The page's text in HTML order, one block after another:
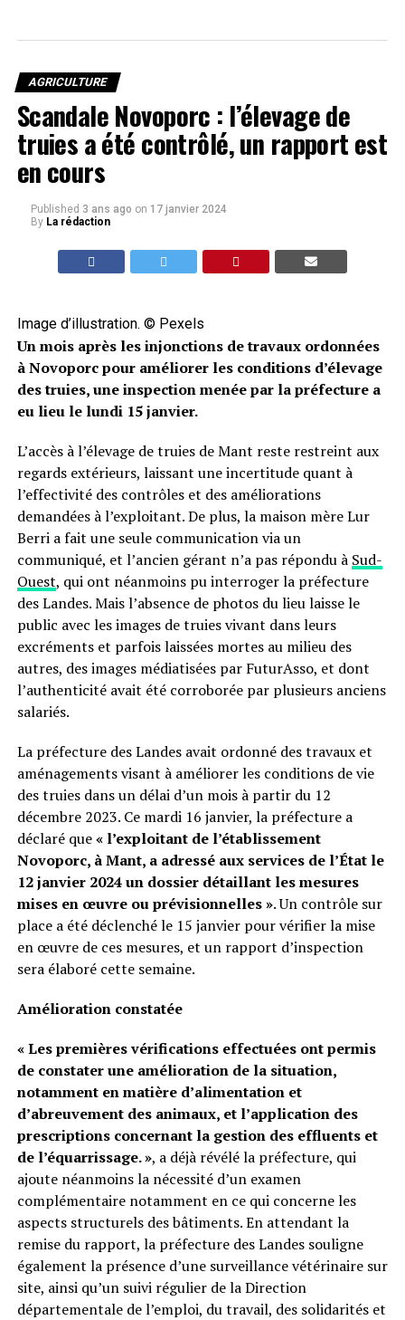
AGRICULTURE
Scandale Novoporc : l’élevage de
truies a été contrôlé, un rapport est
en cours
Published 3 ans ago on 17 janvier 2024
By La rédaction
Image d’illustration. © Pexels
Un mois après les injonctions de travaux ordonnées
à Novoporc pour améliorer les conditions d’élevage
des truies, une inspection menée par la préfecture a
eu lieu le lundi 15 janvier.
L’accès à l’élevage de truies de Mant reste restreint aux
regards extérieurs, laissant une incertitude quant à
l’effectivité des contrôles et des améliorations
demandées à l’exploitant. De plus, la maison mère Lur
Berri a fait une seule communication via un
communiqué, et l’ancien gérant n’a pas répondu à Sud-
Ouest, qui ont néanmoins pu interroger la préfecture
des Landes. Mais l’absence de photos du lieu laisse le
public avec les images de truies vivant dans leurs
excréments et parfois laissées mortes au milieu des
autres, des images médiatisées par FuturAsso, et dont
l’authenticité avait été corroborée par plusieurs anciens
salariés.
La préfecture des Landes avait ordonné des travaux et
aménagements visant à améliorer les conditions de vie
des truies dans un délai d’un mois à partir du 12
décembre 2023. Ce mardi 16 janvier, la préfecture a
déclaré que« l’exploitant de l’établissement
Novoporc, à Mant, a adressé aux services de l’État le
12 janvier 2024 un dossier détaillant les mesures
mises en œuvre ou prévisionnelles ». Un contrôle sur
place a été déclenché le 15 janvier pour vérifier la mise
en œuvre de ces mesures, et un rapport d’inspection
sera élaboré cette semaine.
Amélioration constatée
« Les premières vérifications effectuées ont permis
de constater une amélioration de la situation,
notamment en matière d’alimentation et
d’abreuvement des animaux, et l’application des
prescriptions concernant la gestion des effluents et
de l’équarrissage. », a déjà révélé la préfecture, qui
ajoute néanmoins la nécessité d’un examen
complémentaire notamment en ce qui concerne les
aspects structurels des bâtiments. En attendant la
remise du rapport, la préfecture des Landes souligne
également la présence d’une surveillance vétérinaire sur
site, ainsi qu’un suivi régulier de la Direction
départementale de l’emploi, du travail, des solidarités et